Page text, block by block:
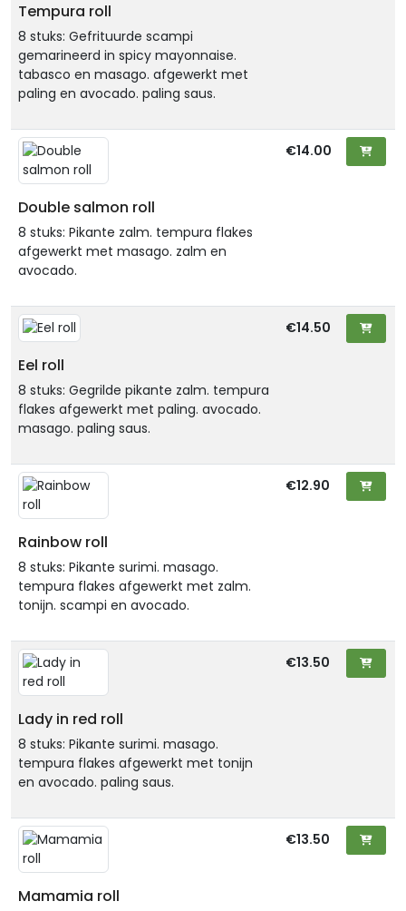
Tempura roll
8 stuks: Gefrituurde scampi
gemarineerd in spicy mayonnaise.
tabasco en masago. afgewerkt met
paling en avocado. paling saus.
Double salmon roll
8 stuks: Pikante zalm. tempura flakes
afgewerkt met masago. zalm en
avocado.
€14.00
Eel roll
8 stuks: Gegrilde pikante zalm. tempura
flakes afgewerkt met paling. avocado.
masago. paling saus.
€14.50
Rainbow roll
8 stuks: Pikante surimi. masago.
tempura flakes afgewerkt met zalm.
tonijn. scampi en avocado.
€12.90
Lady in red roll
8 stuks: Pikante surimi. masago.
tempura flakes afgewerkt met tonijn
en avocado. paling saus.
€13.50
Mamamia roll
€13.50